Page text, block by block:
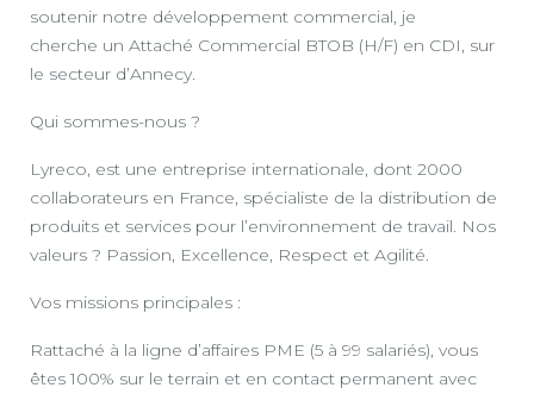
soutenir notre développement commercial, je
cherche un Attaché Commercial BTOB (H/F) en CDI, sur
le secteur d’Annecy.
Qui sommes-nous ?
Lyreco, est une entreprise internationale, dont 2000
collaborateurs en France, spécialiste de la distribution de
produits et services pour l’environnement de travail. Nos
valeurs ? Passion, Excellence, Respect et Agilité.
Vos missions principales :
Rattaché à la ligne d’affaires PME (5 à 99 salariés), vous
êtes 100% sur le terrain et en contact permanent avec